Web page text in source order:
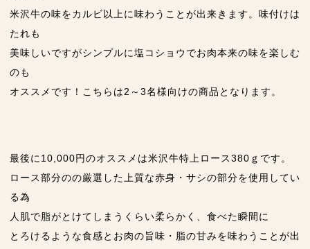
米沢牛の味をカルビ以上に味わうことが出来きます。味付けは
たれも
美味しいですがシンプルに塩コショウでお肉本来の味を楽しむ
のも
オススメです！こちらは2～3名様向けの商品となります。
最後に10,000円のオススメは米沢牛特上ロース380ｇです。
ロース部分のの厳選した上質な赤身・サシの部分を使用してい
る為
人肌で脂がとけてしまうくらい柔らかく、食べた瞬間に
とろけるような食感とお肉の旨味・脂の甘みを味わうことが出